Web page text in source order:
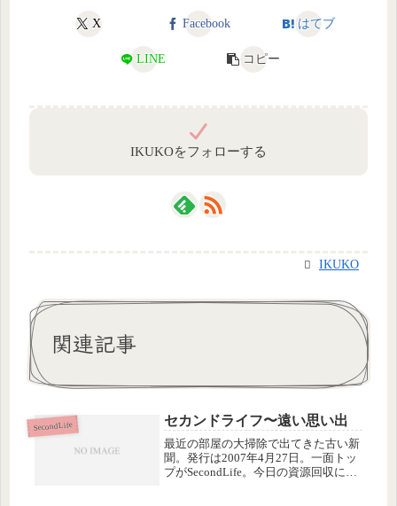
X Facebook はてブ
LINE コピー
IKUKOをフォローする
IKUKO
関連記事
SecondLife セカンドライフ〜遠い思い出
最近の部屋の大掃除で出てきた古い新
聞。発行は2007年4月27日。一面トッ
プがSecondLife。今日の資源回収に出